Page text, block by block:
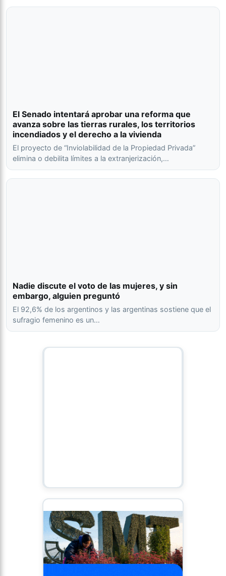
El Senado intentará aprobar una reforma que
avanza sobre las tierras rurales, los territorios
incendiados y el derecho a la vivienda
El proyecto de “Inviolabilidad de la Propiedad Privada”
elimina o debilita límites a la extranjerización,…
Nadie discute el voto de las mujeres, y sin
embargo, alguien preguntó
El 92,6% de los argentinos y las argentinas sostiene que el
sufragio femenino es un…